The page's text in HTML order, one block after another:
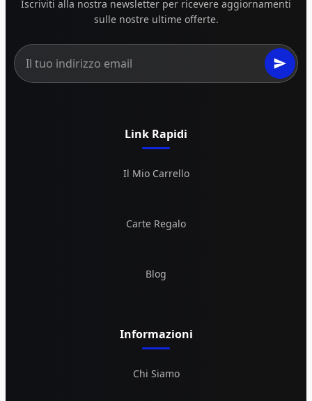
Iscriviti alla nostra newsletter per ricevere aggiornamenti
sulle nostre ultime offerte.
Link Rapidi
Il Mio Carrello
Carte Regalo
Blog
Informazioni
Chi Siamo